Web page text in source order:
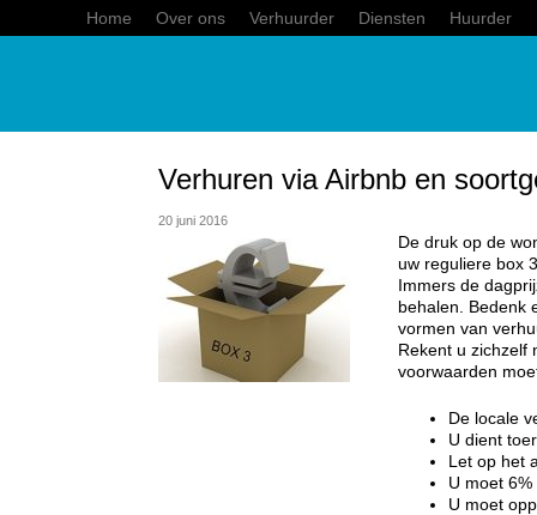
Home Over ons Verhuurder Diensten Huurder
Verhuren via Airbnb en
20 juni 2016
De druk op de
uw reguliere box
Immers de
behalen. Bedenk
vormen van
Rekent u zichzelf
voorwaarden
De locale
U dient
Let op het
U moet
U moet